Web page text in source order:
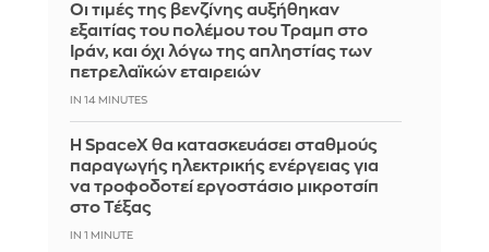
Οι τιμές της βενζίνης αυξήθηκαν
εξαιτίας του πολέμου του Τραμπ στο
Ιράν, και όχι λόγω της απληστίας των
πετρελαϊκών εταιρειών
IN 14 MINUTES
Η SpaceX θα κατασκευάσει σταθμούς
παραγωγής ηλεκτρικής ενέργειας για
να τροφοδοτεί εργοστάσιο μικροτσίπ
στο Τέξας
IN 1 MINUTE